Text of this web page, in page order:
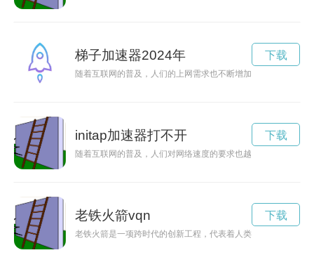
梯子加速器2024年
随着互联网的普及，人们的上网需求也不断增加，而梯子加速
下载
initap加速器打不开
随着互联网的普及，人们对网络速度的要求也越来越高。initap
下载
老铁火箭vqn
老铁火箭是一项跨时代的创新工程，代表着人类对太空探索和
下载